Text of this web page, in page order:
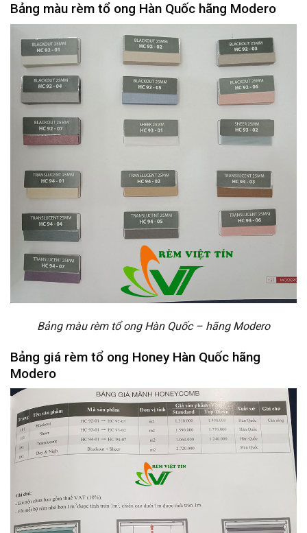
Bảng màu rèm tổ ong Hàn Quốc hãng Modero
Bảng màu rèm tổ ong Hàn Quốc – hãng Modero
Bảng giá rèm tổ ong Honey Hàn Quốc hãng
Modero